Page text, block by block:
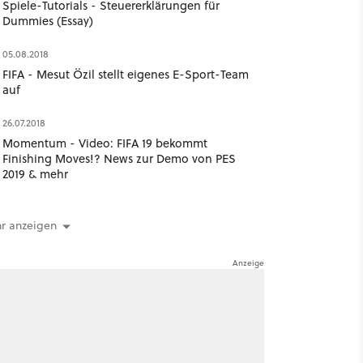
Spiele-Tutorials - Steuererklärungen für
Dummies (Essay)
05.08.2018
FIFA - Mesut Özil stellt eigenes E-Sport-Team
auf
26.07.2018
Momentum - Video: FIFA 19 bekommt
Finishing Moves!? News zur Demo von PES
2019 & mehr
anzeigen